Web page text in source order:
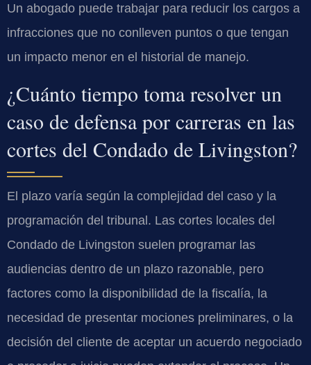
Un abogado puede trabajar para reducir los cargos a
infracciones que no conlleven puntos o que tengan
un impacto menor en el historial de manejo.
¿Cuánto tiempo toma resolver un
caso de defensa por carreras en las
cortes del Condado de Livingston?
El plazo varía según la complejidad del caso y la
programación del tribunal. Las cortes locales del
Condado de Livingston suelen programar las
audiencias dentro de un plazo razonable, pero
factores como la disponibilidad de la fiscalía, la
necesidad de presentar mociones preliminares, o la
decisión del cliente de aceptar un acuerdo negociado